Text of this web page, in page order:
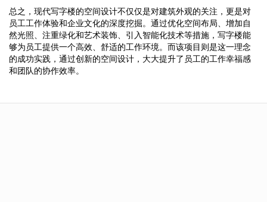
总之，现代写字楼的空间设计不仅仅是对建筑外观的关注，更是对
员工工作体验和企业文化的深度挖掘。通过优化空间布局、增加自
然光照、注重绿化和艺术装饰、引入智能化技术等措施，写字楼能
够为员工提供一个高效、舒适的工作环境。而该项目则是这一理念
的成功实践，通过创新的空间设计，大大提升了员工的工作幸福感
和团队的协作效率。